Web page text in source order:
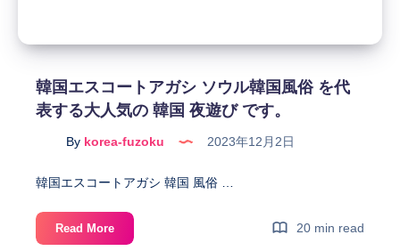
韓国エスコートアガシ ソウル韓国風俗 を代
表する大人気の 韓国 夜遊び です。
By korea-fuzoku 2023年12月2日
韓国エスコートアガシ 韓国 風俗 …
Read More韓
国
20 min read